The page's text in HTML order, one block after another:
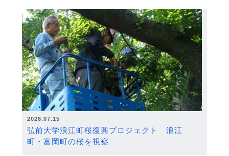
2026.07.15
弘前大学浪江町桜復興プロジェクト 浪江
町・富岡町の桜を視察